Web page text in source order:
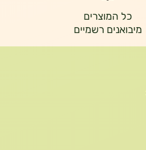
כל המוצרים
מיבואנים רשמיים